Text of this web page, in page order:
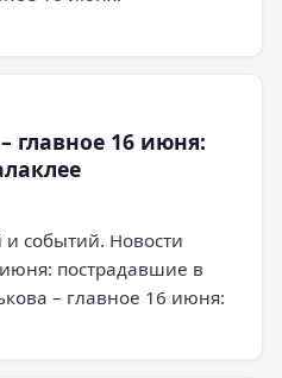
главное 16 июня:
и событий. Новости
пострадавшие в
– главное 16 июня: